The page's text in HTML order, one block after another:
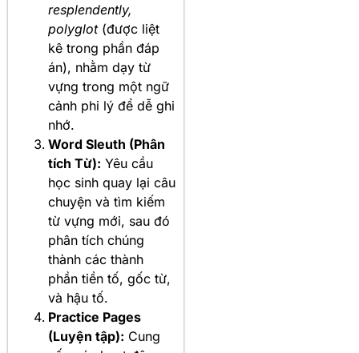
resplendently,
polyglot(được liệt
kê trong phần đáp
án), nhằm dạy từ
vựng trong một ngữ
cảnh phi lý để dễ ghi
nhớ.
Word Sleuth (Phân
tích Từ): Yêu cầu
học sinh quay lại câu
chuyện và tìm kiếm
từ vựng mới, sau đó
phân tích chúng
thành các thành
phần tiền tố, gốc từ,
và hậu tố.
Practice Pages
(Luyện tập): Cung